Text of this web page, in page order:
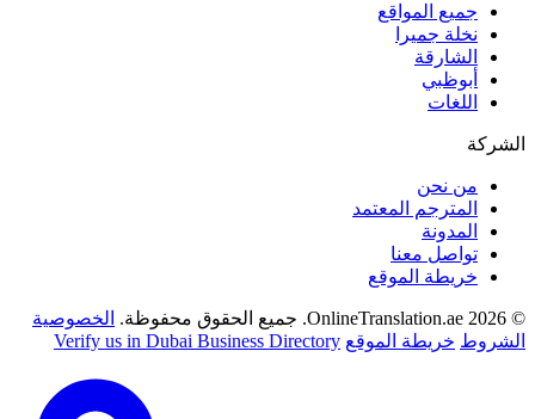
جميع المواقع
نخلة جميرا
الشارقة
أبوظبي
اللغات
الشركة
من نحن
المترجم المعتمد
المدونة
تواصل معنا
خريطة الموقع
© 2026 OnlineTranslation.ae. جميع الحقوق محفوظة.
الخصوصية
الشروط خريطة الموقع Verify us in Dubai Business Directory